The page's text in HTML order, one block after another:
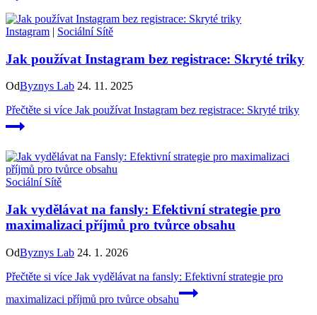
Instagram | Sociální Sítě
Jak používat Instagram bez registrace: Skryté triky
OdByznys Lab 24. 11. 2025
Přečtěte si více Jak používat Instagram bez registrace: Skryté triky
Sociální Sítě
Jak vydělávat na fansly: Efektivní strategie pro
maximalizaci příjmů pro tvůrce obsahu
OdByznys Lab 24. 1. 2026
Přečtěte si více Jak vydělávat na fansly: Efektivní strategie pro
maximalizaci příjmů pro tvůrce obsahu